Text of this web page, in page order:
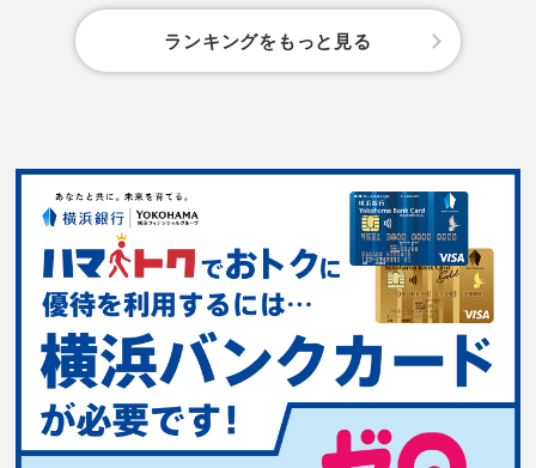
ランキングをもっと見る